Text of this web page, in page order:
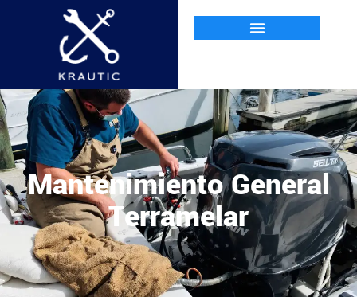
Mantenimiento General
Terramelar